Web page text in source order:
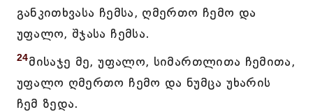
განკითხვასა ჩემსა, ღმერთო ჩემო და
უფალო, შჯასა ჩემსა.
24მისაჯე მე, უფალო, სიმართლითა ჩემითა,
უფალო ღმერთო ჩემო და ნუმცა უხარის
ჩემ ზედა.